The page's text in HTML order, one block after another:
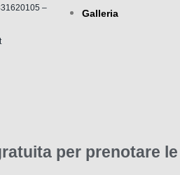
–
Galleria
per prenotare